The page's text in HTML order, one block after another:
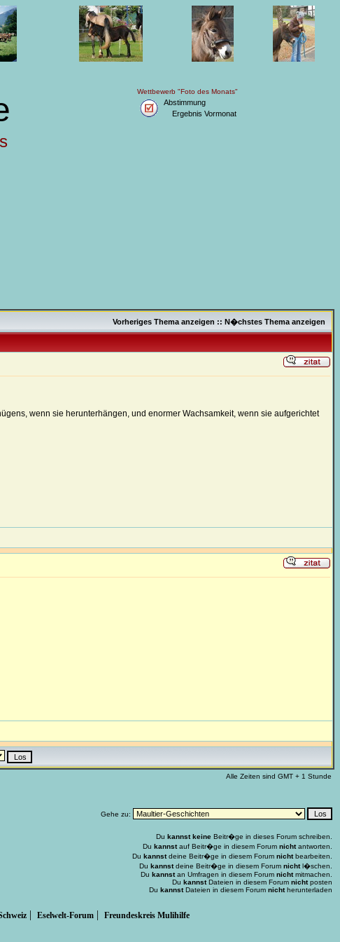
Wettbewerb "Foto des Monats"
Abstimmung
Ergebnis Vormonat
Vorheriges Thema anzeigen :: N�chstes Thema anzeigen
wenn sie herunterhängen, und enormer Wachsamkeit, wenn sie aufgerichtet
Alle Zeiten sind GMT + 1 Stunde
Gehe zu:
Du kannst keine Beitr�ge in dieses Forum schreiben.
Du kannstauf Beitr�ge in diesem Forum nichtantworten.
Du kannstdeine Beitr�ge in diesem Forum nichtbearbeiten.
Du kannstdeine Beitr�ge in diesem Forum nichtl�schen.
Du kannstan Umfragen in diesem Forum nichtmitmachen.
Du kannstDateien in diesem Forum nichtposten
Du kannstDateien in diesem Forum nichtherunterladen
| Eselwelt-Forum | Freundeskreis Mulihilfe